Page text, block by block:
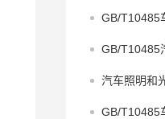
GB/T10485车
GB/T10485汽车
汽车照明和
GB/T10485车辆